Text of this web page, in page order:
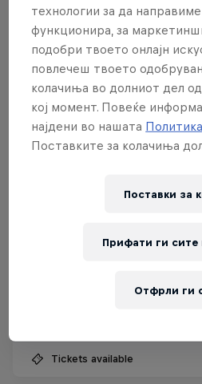
Red Bull Reshuffle
Austria Center Vienna,
Tickets available
технологии за да
функционира, за
подобри твоето онлајн
повлечеш твоето
колачиња во долниот дел
кој момент. Повеќе
најдени во нашата
Поставките за колачиња
Поставки за
Отфрли ги
Прифати ги сите